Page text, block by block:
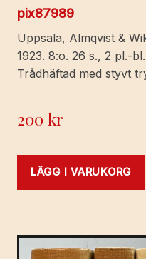
pix87989
Uppsala, Almqvist &
1923. 8:o. 26 s., 2 pl.-
Trådhäftad med styvt
200kr
LÄGG I VARUKORG